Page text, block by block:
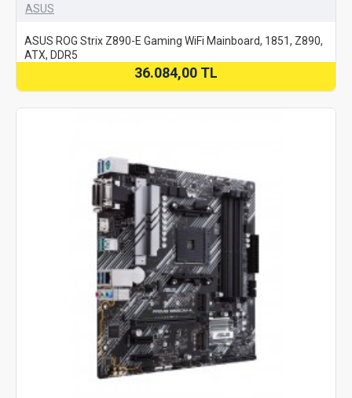
ASUS
ASUS ROG Strix Z890-E Gaming WiFi Mainboard, 1851, Z890,
ATX, DDR5
36.084,00 TL